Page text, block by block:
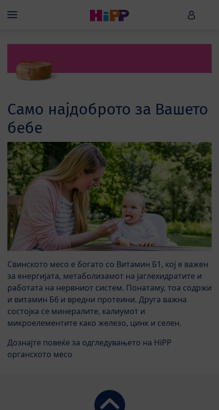
Menü HiPP
Само најдоброто за Вашето
бебе
Свинското месо е богато со Витамин Б1, кој е важен
за енергијата, метаболизамот на јаглехидратите и
работата на нервниот систем. Понатаму, тоа содржи
и витамин Б6 и вредни протеини. Друга важна
состојка се минералите, калиумот и
микроелементите како железо, цинк и селен.
Дознајте повеќе за одгледувањето на HiPP
органското месо